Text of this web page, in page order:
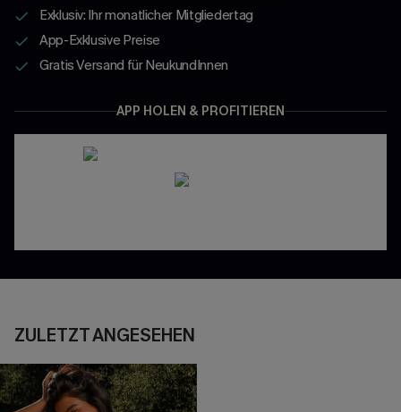
Exklusiv: Ihr monatlicher Mitgliedertag
App-Exklusive Preise
Gratis Versand für NeukundInnen
APP HOLEN & PROFITIEREN
ZULETZT ANGESEHEN